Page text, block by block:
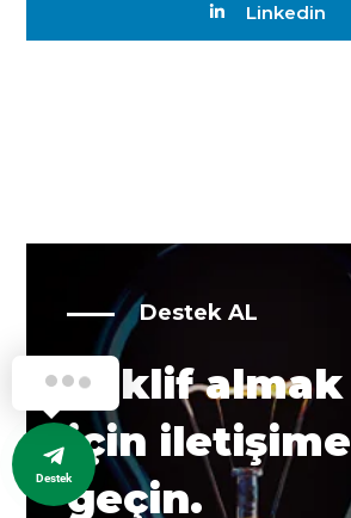
Linkedin
Destek AL
Teklif almak
için iletişime
geçin.
Destek